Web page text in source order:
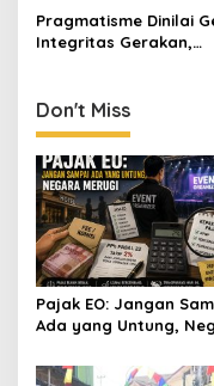
Minimal Satu Dapil Satu
Kursi
Pragmatisme Dinilai
Integritas Gerakan,
Don't Miss
Pajak EO: Jangan
Ada yang Untung,